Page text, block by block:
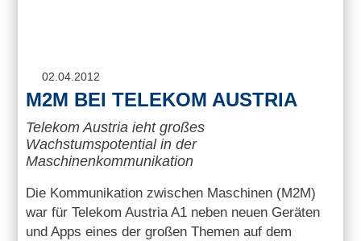
02.04.2012
M2M BEI TELEKOM AUSTRIA
Telekom Austria ieht großes
Wachstumspotential in der
Maschinenkommunikation
Die Kommunikation zwischen Maschinen (M2M)
war für Telekom Austria A1 neben neuen Geräten
und Apps eines der großen Themen auf dem